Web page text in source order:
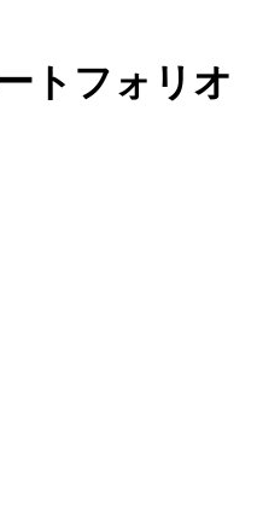
トフォリオ